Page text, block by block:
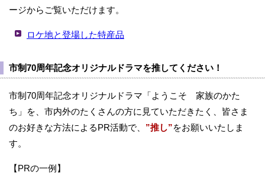
ージからご覧いただけます。
ロケ地と登場した特産品
市制70周年記念オリジナルドラマを推してください！
市制70周年記念オリジナルドラマ「ようこそ 家族のかた
ち」を、市内外のたくさんの方に見ていただきたく、皆さま
のお好きな方法によるPR活動で、 ”推し”をお願いいたしま
す。
【PRの一例】